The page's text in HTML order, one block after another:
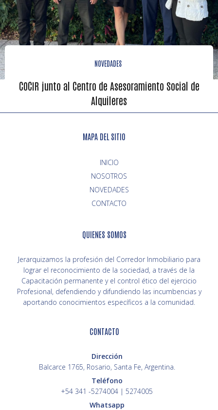
NOVEDADES
COCIR junto al Centro de Asesoramiento Social de
Alquileres
MAPA DEL SITIO
INICIO
NOVEDADES
CONTACTO
QUIENES SOMOS
Jerarquizamos la profesión del Corredor Inmobiliario para
lograr el reconocimiento de la sociedad, a través de la
Capacitación permanente y el control ético del ejercicio
Profesional, defendiendo y difundiendo las incumbencias y
aportando conocimientos específicos a la comunidad.
CONTACTO
Dirección
Balcarce 1765, Rosario, Santa Fe, Argentina.
Teléfono
+54 341 -5274004 | 5274005
Whatsapp